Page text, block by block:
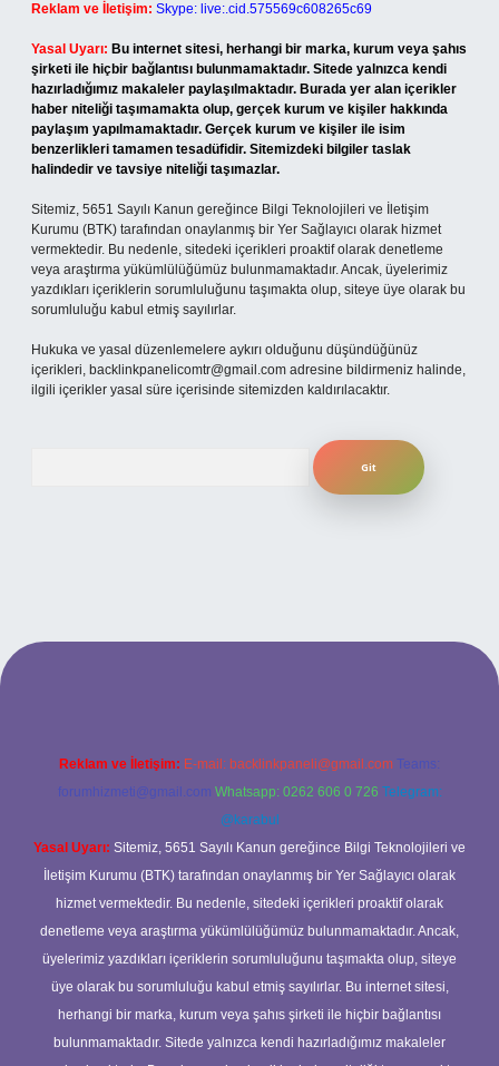
Reklam ve İletişim: Skype: live:.cid.575569c608265c69
Yasal Uyarı: Bu internet sitesi, herhangi bir marka, kurum veya şahıs
şirketi ile hiçbir bağlantısı bulunmamaktadır. Sitede yalnızca kendi
hazırladığımız makaleler paylaşılmaktadır. Burada yer alan içerikler
haber niteliği taşımamakta olup, gerçek kurum ve kişiler hakkında
paylaşım yapılmamaktadır. Gerçek kurum ve kişiler ile isim
benzerlikleri tamamen tesadüfidir. Sitemizdeki bilgiler taslak
halindedir ve tavsiye niteliği taşımazlar.
Sitemiz, 5651 Sayılı Kanun gereğince Bilgi Teknolojileri ve İletişim
Kurumu (BTK) tarafından onaylanmış bir Yer Sağlayıcı olarak hizmet
vermektedir. Bu nedenle, sitedeki içerikleri proaktif olarak denetleme
veya araştırma yükümlülüğümüz bulunmamaktadır. Ancak, üyelerimiz
yazdıkları içeriklerin sorumluluğunu taşımakta olup, siteye üye olarak bu
sorumluluğu kabul etmiş sayılırlar.
Hukuka ve yasal düzenlemelere aykırı olduğunu düşündüğünüz
içerikleri, backlinkpanelicomtr@gmail.com adresine bildirmeniz halinde,
ilgili içerikler yasal süre içerisinde sitemizden kaldırılacaktır.
bahis
Reklam ve İletişim: E-mail: backlinkpaneli@gmail.com Teams:
forumhizmeti@gmail.com Whatsapp: 0262 606 0 726 Telegram:
@karabul
Yasal Uyarı: Sitemiz, 5651 Sayılı Kanun gereğince Bilgi Teknolojileri ve
İletişim Kurumu (BTK) tarafından onaylanmış bir Yer Sağlayıcı olarak
hizmet vermektedir. Bu nedenle, sitedeki içerikleri proaktif olarak
denetleme veya araştırma yükümlülüğümüz bulunmamaktadır. Ancak,
üyelerimiz yazdıkları içeriklerin sorumluluğunu taşımakta olup, siteye
üye olarak bu sorumluluğu kabul etmiş sayılırlar. Bu internet sitesi,
herhangi bir marka, kurum veya şahıs şirketi ile hiçbir bağlantısı
bulunmamaktadır. Sitede yalnızca kendi hazırladığımız makaleler